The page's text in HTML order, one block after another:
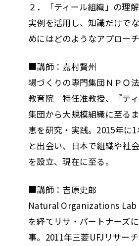
２．「ティール組織」の理
実例を活用し、知識だけで
めにはどのようなアプロー
■講師：嘉村賢州
場づくりの専門集団ＮＰＯ
教育院 特任准教授、『ティ
集団から大規模組織に至る
恵を研究・実践。2015年に
と出会い、日本で組織や社
を設立、現在に至る。
■講師：吉原史郎
Natural Organizations Lab
を経てリサ・パートナーズ
事。2011年三菱UFJリサー